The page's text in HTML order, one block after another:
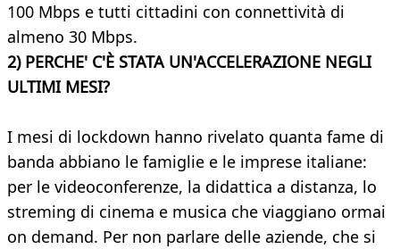
100 Mbps e tutti cittadini con connettività di
almeno 30 Mbps.
2) PERCHE' C'È STATA UN'ACCELERAZIONE NEGLI
ULTIMI MESI?
I mesi di lockdown hanno rivelato quanta fame di
banda abbiano le famiglie e le imprese italiane:
per le videoconferenze, la didattica a distanza, lo
streming di cinema e musica che viaggiano ormai
on demand. Per non parlare delle aziende, che si